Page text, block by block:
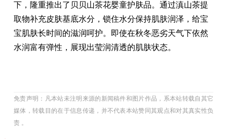
下，隆重推出了贝贝山茶花婴童护肤品。通过滇山茶提
取物补充皮肤基底水分，锁住水分保持肌肤润泽，给宝
宝肌肤长时间的滋润呵护。即使在秋冬恶劣天气下依然
水润富有弹性，展现出莹润清透的肌肤状态。
免责声明：凡本站未注明来源的新闻稿件和图片作品，系本站转载自其它
媒体，转载目的在于信息传递，并不代表本站赞同其观点和对其真实性负
责 。